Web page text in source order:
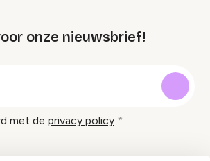
onze nieuwsbrief!
met de privacy policy